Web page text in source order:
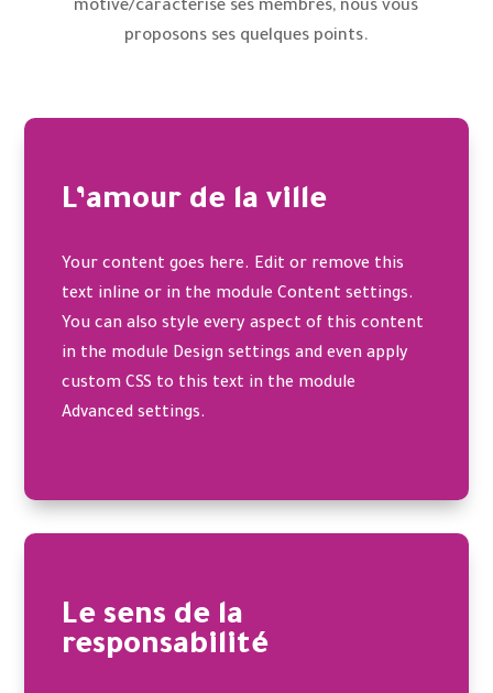
motive/caractérise ses membres, nous vous
proposons ses quelques points.
L’amour de la ville
Your content goes here. Edit or remove this
text inline or in the module Content settings.
You can also style every aspect of this content
in the module Design settings and even apply
custom CSS to this text in the module
Advanced settings.
Le sens de la
responsabilité